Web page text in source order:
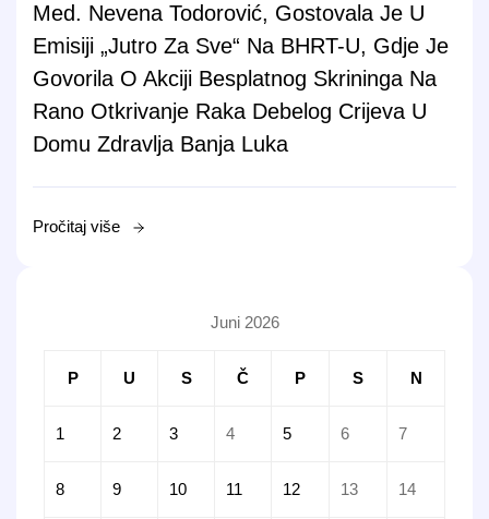
Med. Nevena Todorović, Gostovala Je U
Emisiji „Jutro Za Sve“ Na BHRT-U, Gdje Je
Govorila O Akciji Besplatnog Skrininga Na
Rano Otkrivanje Raka Debelog Crijeva U
Domu Zdravlja Banja Luka
Pročitaj više
Juni 2026
P U S Č P S N
1 2 3 4 5 6 7
8 9 10 11 12 13 14